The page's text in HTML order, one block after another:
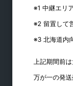
※1 中継エリ
※2 留置して
※3 北海道内
上記期間前
万が一の発